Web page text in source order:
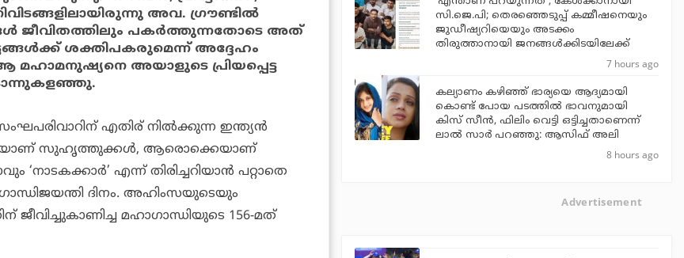
അവ. ഗ്രൗണ്ടില്‍
ജീവിതത്തിലും പകര്‍ത്തുന്നതോടെ അത്
ശക്തിപകരുമെന്ന് അദ്ദേഹം
മഹാമനുഷ്യനെ അയാളുടെ പ്രിയപ്പെട്ട
എതിര് നില്‍ക്കുന്ന ഇന്ത്യന്‍
സുഹൃത്തുക്കള്‍, ആരൊക്കെയാണ്
എന്ന് തിരിച്ചറിയാന്‍ പറ്റാതെ
ദിനം. അഹിംസയുടെയും
ജീവിച്ചുകാണിച്ച മഹാഗാന്ധിയുടെ 156-മത്
സി.ജെ.പി; തെരഞ്ഞെടുപ്പ് കമ്മീഷനെയും
ജുഡീഷ്യറിയെയും അടക്കം
തിരുത്താനായി ജനങ്ങള്‍ക്കിടയിലേക്ക്
7 hours ago
കല്യാണം കഴിഞ്ഞ് ഭാര്യയെ ആദ്യമായി
കൊണ്ട് പോയ പടത്തില്‍ ഭാവനുമായി
കിസ് സീന്‍, ഫിലിം വെട്ടി ഒട്ടിച്ചതാണെന്ന്
ലാല്‍ സാര്‍ പറഞ്ഞു: ആസിഫ് അലി
8 hours ago
Advertisement